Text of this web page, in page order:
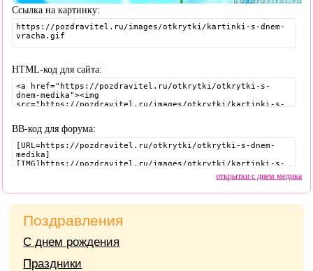
Ссылка на картинку:
HTML-код для сайта:
BB-код для форума:
открытки с днем медика
Поздравления
С днем рождения
Праздники